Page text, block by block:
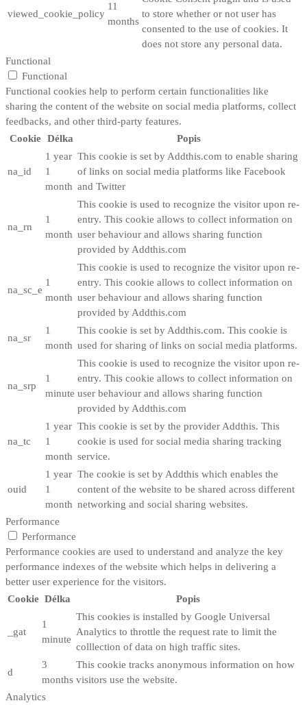
viewed_cookie_policy
11
months
to store whether or not user has
consented to the use of cookies. It
does not store any personal data.
Functional
Functional
Functional cookies help to perform certain functionalities like
sharing the content of the website on social media platforms, collect
feedbacks, and other third-party features.
Cookie Délka Popis
na_id
1 year
1
month
This cookie is set by Addthis.com to enable sharing
of links on social media platforms like Facebook
and Twitter
na_rn
1
month
This cookie is used to recognize the visitor upon re-
entry. This cookie allows to collect information on
user behaviour and allows sharing function
provided by Addthis.com
na_sc_e
1
month
This cookie is used to recognize the visitor upon re-
entry. This cookie allows to collect information on
user behaviour and allows sharing function
provided by Addthis.com
na_sr
1
month
This cookie is set by Addthis.com. This cookie is
used for sharing of links on social media platforms.
na_srp
1
minute
This cookie is used to recognize the visitor upon re-
entry. This cookie allows to collect information on
user behaviour and allows sharing function
provided by Addthis.com
na_tc
1 year
1
month
This cookie is set by the provider Addthis. This
cookie is used for social media sharing tracking
service.
ouid
1 year
1
month
The cookie is set by Addthis which enables the
content of the website to be shared across different
networking and social sharing websites.
Performance
Performance
Performance cookies are used to understand and analyze the key
performance indexes of the website which helps in delivering a
better user experience for the visitors.
Cookie Délka Popis
_gat
1
minute
This cookies is installed by Google Universal
Analytics to throttle the request rate to limit the
colllection of data on high traffic sites.
d
3
months
This cookie tracks anonymous information on how
visitors use the website.
Analytics